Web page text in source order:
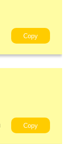
Copy
Copy